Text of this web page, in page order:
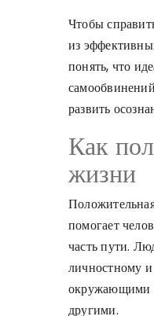
Чтобы
из
понять, что
развить
Как
жизни
помогает
часть пути.
личностному
окружающими
другими.